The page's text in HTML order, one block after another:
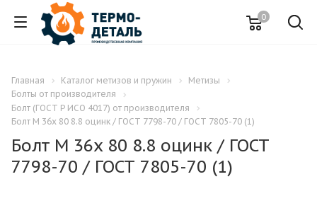
0
Главная Каталог метизов и пружин
Метизы
Болты от производителя
Болт (ГОСТ Р ИСО 4017) от производителя
Болт M 36x 80 8.8 оцинк / ГОСТ 7798-70 / ГОСТ 7805-70 (1)
Болт M 36x 80 8.8 оцинк / ГОСТ
7798-70 / ГОСТ 7805-70 (1)